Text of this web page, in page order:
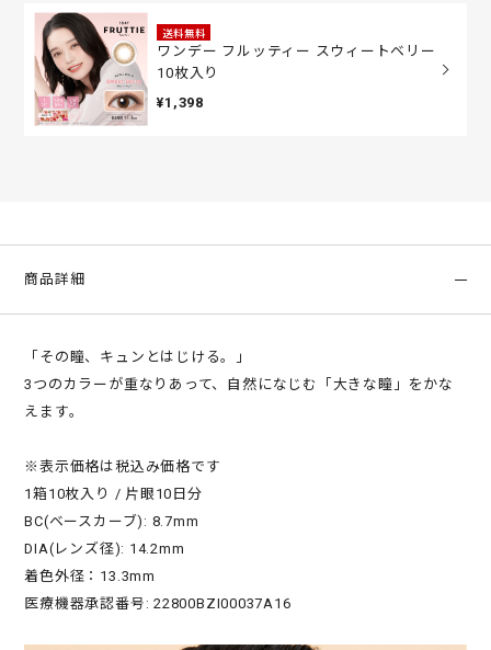
送料無料
ワンデー フルッティー スウィートベリー
10枚入り
¥1,398
商品詳細
「その瞳、キュンとはじける。」
3つのカラーが重なりあって、自然になじむ「大きな瞳」をかな
えます。
※表示価格は税込み価格です
1箱10枚入り / 片眼10日分
BC(ベースカーブ): 8.7mm
DIA(レンズ径): 14.2mm
着色外径：13.3mm
医療機器承認番号: 22800BZI00037A16